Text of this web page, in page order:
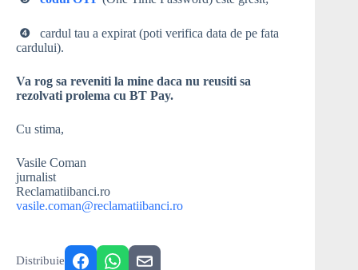
❹⠀cardul tau a expirat (poti verifica data de pe fata
cardului).
Va rog sa reveniti la mine daca nu reusiti sa
rezolvati prolema cu BT Pay.
Cu stima,
Vasile Coman
jurnalist
Reclamatiibanci.ro
vasile.coman@reclamatiibanci.ro
Distribuie